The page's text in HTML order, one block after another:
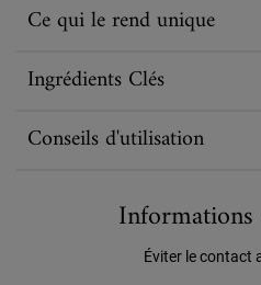
Ce qui le rend unique
Ingrédients Clés
Conseils d'utilisation
Informations
Éviter le contact